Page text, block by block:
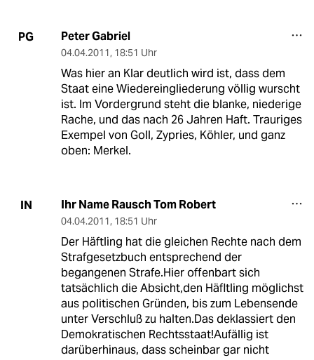
PG Peter Gabriel
04.04.2011, 18:51 Uhr
Was hier an Klar deutlich wird ist, dass dem
Staat eine Wiedereingliederung völlig wurscht
ist. Im Vordergrund steht die blanke, niederige
Rache, und das nach 26 Jahren Haft. Trauriges
Exempel von Goll, Zypries, Köhler, und ganz
oben: Merkel.
IN Ihr Name Rausch Tom Robert
04.04.2011, 18:51 Uhr
Der Häftling hat die gleichen Rechte nach dem
Strafgesetzbuch entsprechend der
begangenen Strafe.Hier offenbart sich
tatsächlich die Absicht,den Häfltling möglichst
aus politischen Gründen, bis zum Lebensende
unter Verschluß zu halten.Das deklassiert den
Demokratischen Rechtsstaat!Aufällig ist
darüberhinaus, dass scheinbar gar nicht